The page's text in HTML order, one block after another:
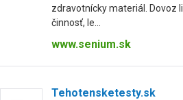
zdravotnícky materiál. Dovoz
činnosť, le...
www.senium.sk
Tehotensketesty.sk